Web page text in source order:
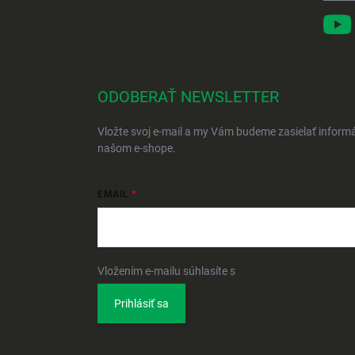
ODOBERAŤ NEWSLETTER
Vložte svoj e-mail a my Vám budeme zasielať
našom e-shope.
EMAIL
Vložením e-mailu súhlasíte s
Prihlásiť sa